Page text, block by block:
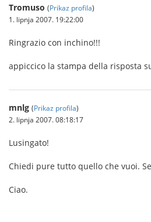
Tromuso (Prikaz profila)
1. lipnja 2007. 19:22:00
Ringrazio con inchino!!!
appiccico la stampa della risposta
mnlg (Prikaz profila)
2. lipnja 2007. 08:18:17
Lusingato!
Chiedi pure tutto quello che vuoi.
Ciao.